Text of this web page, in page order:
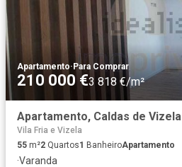
Apartamento· Para Comprar
210 000 €3 818 €/m²
Apartamento, Caldas de Vizela
Vila Fria e Vizela
55 m²2 Quartos1 BanheiroApartamento
·Varanda